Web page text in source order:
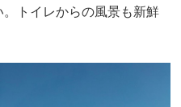
トイレからの風景も新鮮